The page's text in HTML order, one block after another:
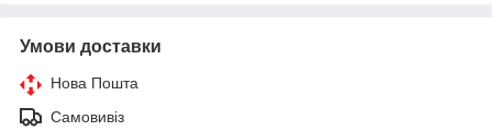
Умови доставки
Нова Пошта
Самовивіз